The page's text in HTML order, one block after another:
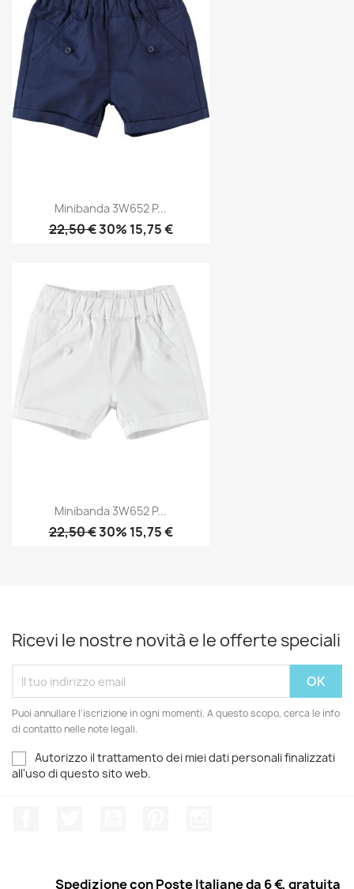
Minibanda 3W652 P...
22,50 €30% 15,75 €
Minibanda 3W652 P...
22,50 €30% 15,75 €
Ricevi le nostre novità e le offerte speciali
Puoi annullare l'iscrizione in ogni momenti. A questo scopo, cerca le info
di contatto nelle note legali.
Autorizzo il trattamento dei miei dati personali finalizzati
all'uso di questo sito web.
Spedizione con Poste Italiane da 6 €, gratuita